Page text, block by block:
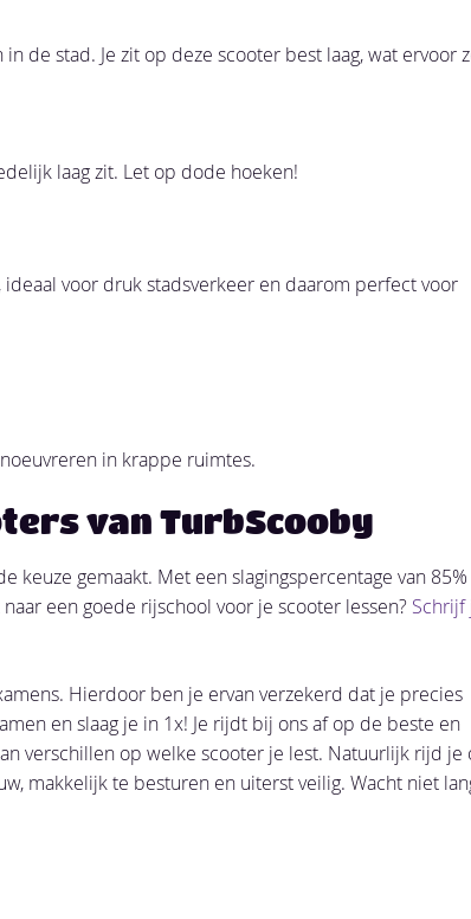
de stad. Je zit op deze scooter best laag, wat ervoor
laag zit. Let op dode hoeken!
voor druk stadsverkeer en daarom perfect voor
in krappe ruimtes.
van TurbScooby
keuze gemaakt. Met een slagingspercentage van
een goede rijschool voor je scooter lessen? Schrijf
Hierdoor ben je ervan verzekerd dat je precies
en slaag je in 1x! Je rijdt bij ons af op de beste en
verschillen op welke scooter je lest. Natuurlijk rijd je
makkelijk te besturen en uiterst veilig. Wacht niet